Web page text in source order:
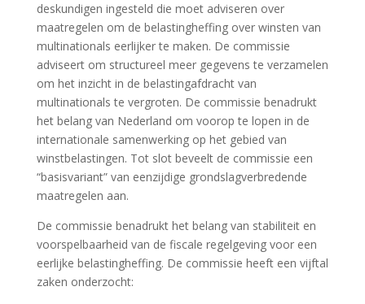
deskundigen ingesteld die moet adviseren over
maatregelen om de belastingheffing over winsten van
multinationals eerlijker te maken. De commissie
adviseert om structureel meer gegevens te verzamelen
om het inzicht in de belastingafdracht van
multinationals te vergroten. De commissie benadrukt
het belang van Nederland om voorop te lopen in de
internationale samenwerking op het gebied van
winstbelastingen. Tot slot beveelt de commissie een
“basisvariant” van eenzijdige grondslagverbredende
maatregelen aan.
De commissie benadrukt het belang van stabiliteit en
voorspelbaarheid van de fiscale regelgeving voor een
eerlijke belastingheffing. De commissie heeft een vijftal
zaken onderzocht: